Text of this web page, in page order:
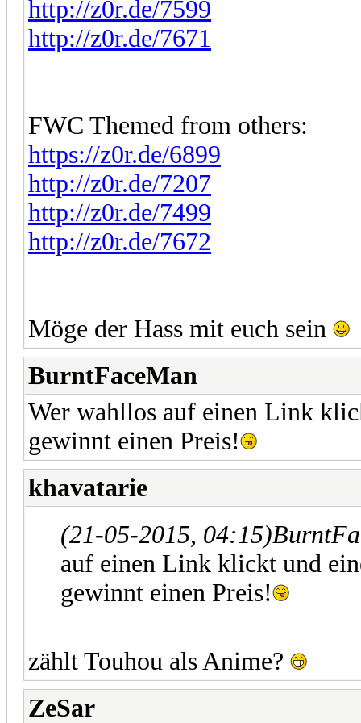
http://z0r.de/7599
http://z0r.de/7671
FWC Themed from others:
https://z0r.de/6899
http://z0r.de/7207
http://z0r.de/7499
http://z0r.de/7672
Möge der Hass mit euch sein
BurntFaceMan
Wer wahllos auf einen Link
gewinnt einen Preis!
khavatarie
(21-05-2015, 04:15)
auf einen Link klickt und
gewinnt einen Preis!
zählt Touhou als Anime?
ZeSar